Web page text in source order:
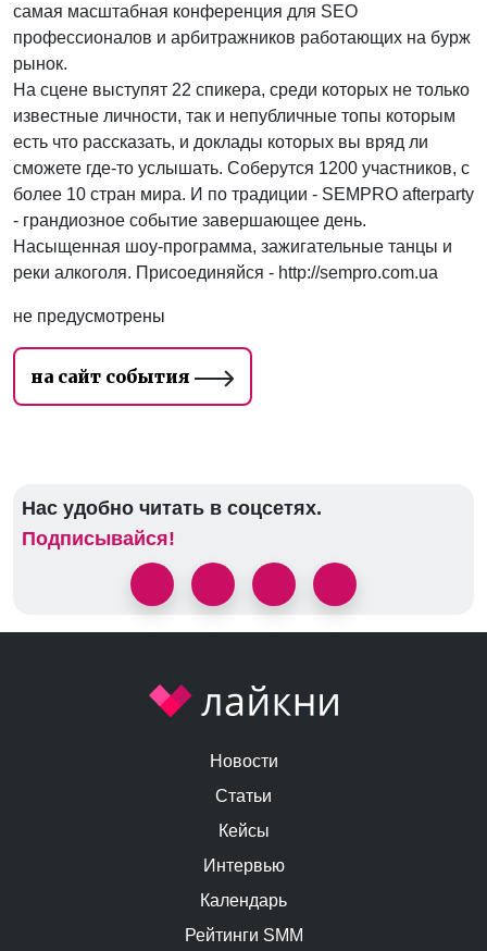
самая масштабная конференция для SEO
профессионалов и арбитражников работающих на бурж
рынок.
На сцене выступят 22 спикера, среди которых не только
известные личности, так и непубличные топы которым
есть что рассказать, и доклады которых вы вряд ли
сможете где-то услышать. Соберутся 1200 участников, с
более 10 стран мира. И по традиции - SEMPRO afterparty
- грандиозное событие завершающее день.
Насыщенная шоу-программа, зажигательные танцы и
реки алкоголя. Присоединяйся - http://sempro.com.ua
не предусмотрены
на сайт события
Нас удобно читать в соцсетях.
Подписывайся!
Новости
Статьи
Кейсы
Интервью
Календарь
Рейтинги SMM